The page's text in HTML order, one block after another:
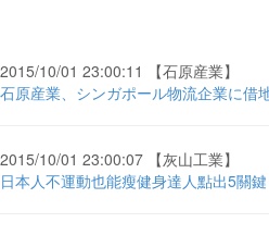
2015/10/01 23:00:11 【石原産業】
石原産業、シンガポール物流企業に借
2015/10/01 23:00:07 【灰山工業】
日本人不運動也能瘦健身達人點出5關